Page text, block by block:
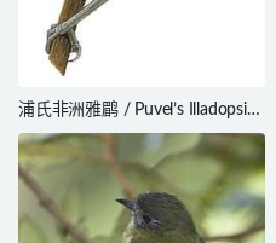
浦氏非洲雅鹛 / Puvel’s Illadopsis
/ Illadopsis puveli